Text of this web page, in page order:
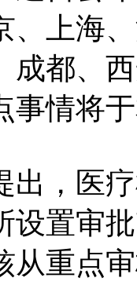
、上海
成都、
事情将
出，医
设置审
从重点